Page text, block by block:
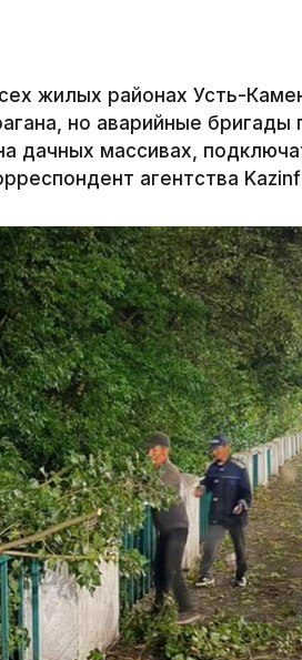
жилых районах Усть-
но аварийные
дачных массивах,
агентства